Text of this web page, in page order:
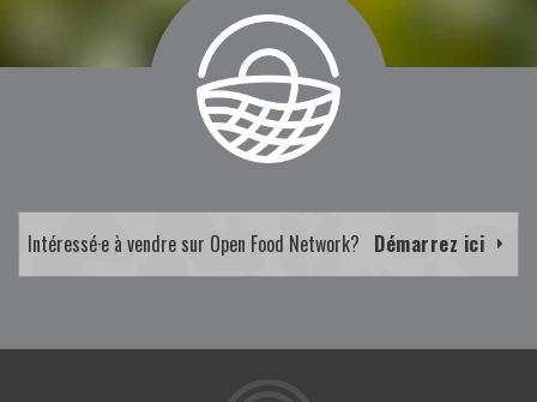
Intéressé·e à vendre sur Open Food Network? Démarrez ici